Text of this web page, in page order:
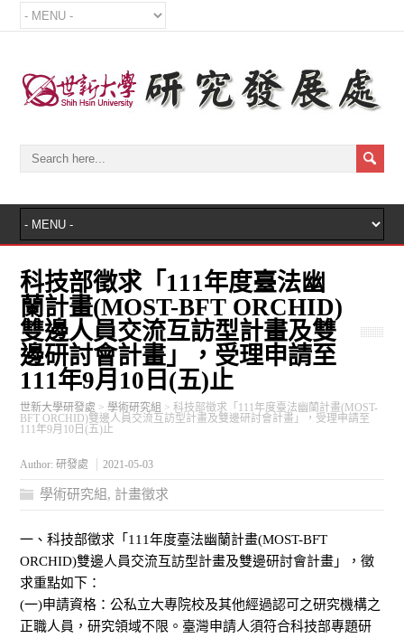
科技部徵求「111年度臺法幽
蘭計畫(MOST-BFT ORCHID)
雙邊人員交流互訪型計畫及雙
邊研討會計畫」，受理申請至
111年9月10日(五)止
世新大學研發處 >學術研究組 >科技部徵求「111年度臺法幽蘭計畫(MOST-
BFT ORCHID)雙邊人員交流互訪型計畫及雙邊研討會計畫」，受理申請至
111年9月10日(五)止
Author:研發處 2021-05-03
學術研究組, 計畫徵求
一、科技部徵求「111年度臺法幽蘭計畫(MOST-BFT
ORCHID)雙邊人員交流互訪型計畫及雙邊研討會計畫」，徵
求重點如下：
(一)申請資格：公私立大專院校及其他經過認可之研究機構之
正職人員，研究領域不限。臺灣申請人須符合科技部專題研